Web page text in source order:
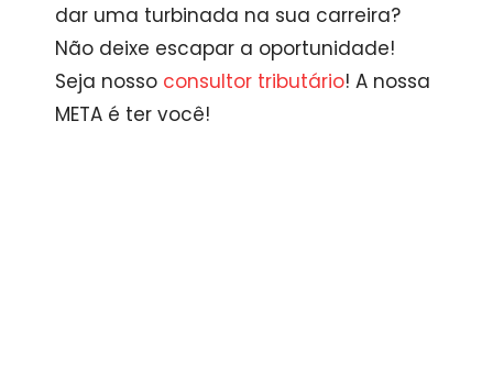
dar uma turbinada na sua carreira?
Não deixe escapar a oportunidade!
Seja nosso consultor tributário! A nossa
META é ter você!